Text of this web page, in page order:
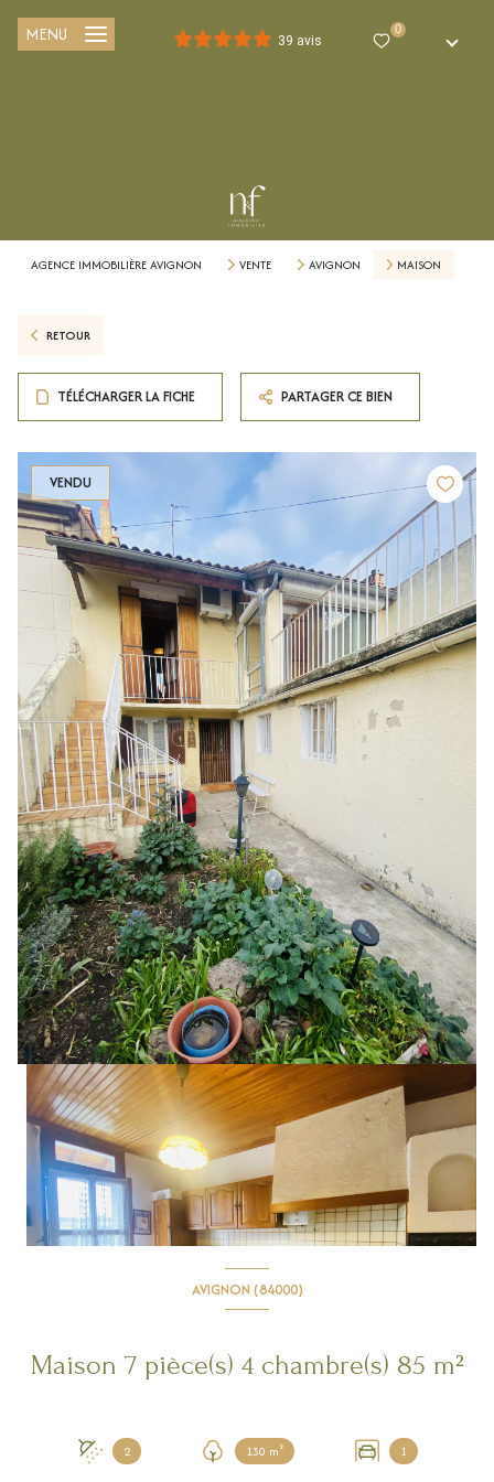
39 avis
0
MENU
AGENCE IMMOBILIÈRE AVIGNON VENTE AVIGNON MAISON
RETOUR
TÉLÉCHARGER LA FICHE PARTAGER CE BIEN
VENDU
AVIGNON (84000)
Maison 7 pièce(s) 4 chambre(s) 85 m²
2 130 m² 1